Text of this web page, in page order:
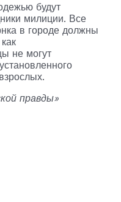
будут
милиции. Все
в городе должны
не могут
правды»